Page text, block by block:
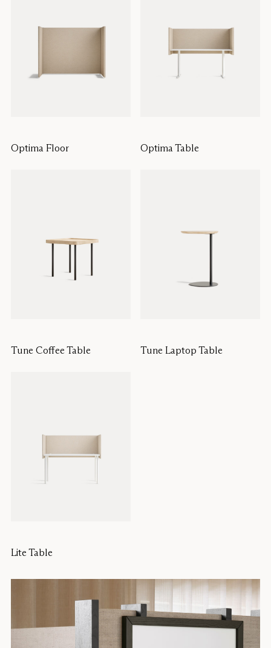
Optima Floor Optima Table
Tune Coffee Table Tune Laptop Table
Lite Table